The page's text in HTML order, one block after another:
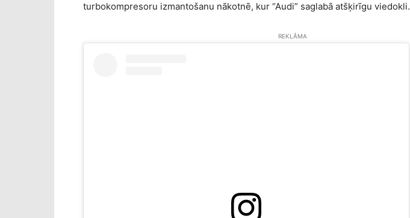
turbokompresoru izmantošanu nākotnē, kur “Audi” saglabā atšķirīgu viedokli.
REKLĀMA